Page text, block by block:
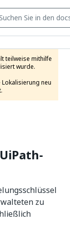
teilweise mithilfe
wurde.
Lokalisierung neu
zu